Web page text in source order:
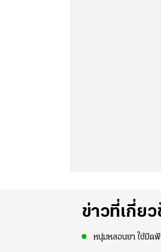
ข่าวที่เกี่ยว
หนุ่มหลอนยา ใช้มีด